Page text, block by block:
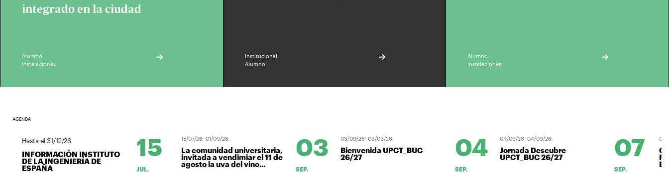
integrado en la ciudad
Alumno
Instalaciones
Institucional
Alumno
Alumno
Instalaciones
AGENDA
Hasta el 31/12/26
INFORMACIÓN INSTITUTO
DE LA INGENIERÍA DE
ESPAÑA
15
JUL.
15/07/26–01/09/26
La comunidad universitaria,
invitada a vendimiar el 11 de
agosto la uva del vino...
03
SEP.
03/09/26–03/09/26
Bienvenida UPCT_BUC
26/27 04
SEP.
04/09/26–04/09/26
Jornada Descubre
UPCT_BUC 26/27 07
SEP.
07/09/